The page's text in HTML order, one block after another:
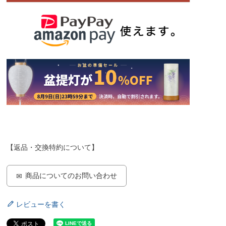
【返品・交換特約について】
商品についてのお問い合わせ
レビューを書く